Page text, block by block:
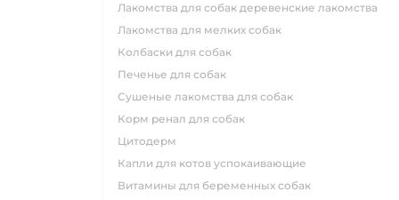
лакомства для собак деревенские лакомства
лакомства для мелких собак
колбаски для собак
печенье для собак
сушеные лакомства для собак
корм ренал для собак
цитодерм
капли для котов успокаивающие
витамины для беременных собак